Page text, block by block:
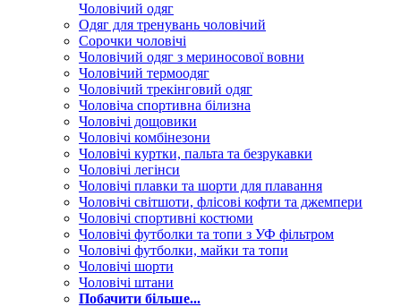
Чоловічий одяг
Одяг для тренувань чоловічий
Сорочки чоловічі
Чоловічий одяг з мериносової вовни
Чоловічий термоодяг
Чоловічий трекінговий одяг
Чоловіча спортивна білизна
Чоловічі дощовики
Чоловічі комбінезони
Чоловічі куртки, пальта та безрукавки
Чоловічі легінси
Чоловічі плавки та шорти для плавання
Чоловічі світшоти, флісові кофти та джемпери
Чоловічі спортивні костюми
Чоловічі футболки та топи з УФ фільтром
Чоловічі футболки, майки та топи
Чоловічі шорти
Чоловічі штани
Побачити більше...